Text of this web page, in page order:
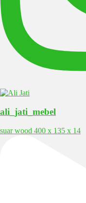
ali_jati_mebel
suar wood 400 x 135 x 14